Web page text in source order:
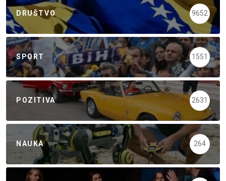
DRUŠTVO 9652
SPORT 1551
POZITIVA 2631
NAUKA 264